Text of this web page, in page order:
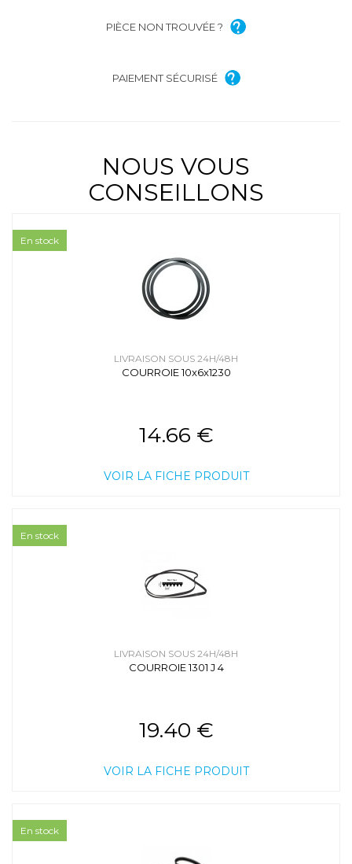
PIÈCE NON TROUVÉE ?
PAIEMENT SÉCURISÉ
NOUS VOUS
CONSEILLONS
LIVRAISON SOUS 24H/48H
COURROIE 10x6x1230
14.66 €
VOIR LA FICHE PRODUIT
En stock
LIVRAISON SOUS 24H/48H
COURROIE 1301 J 4
19.40 €
VOIR LA FICHE PRODUIT
En stock
En stock